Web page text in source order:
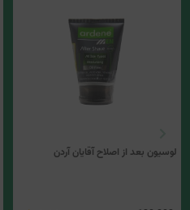
لوسیون بعد از اصلاح آقایان آردن